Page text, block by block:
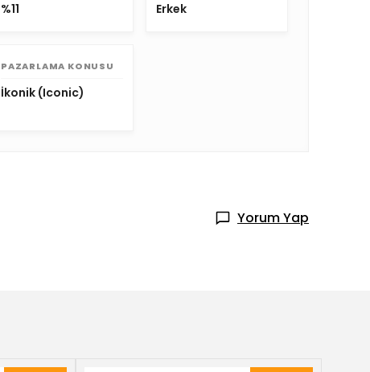
%11 Erkek
PAZARLAMA KONUSU
İkonik (Iconic)
Yorum Yap